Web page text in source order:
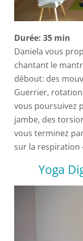
Durée: 35 min
Daniela vous
chantant le
débout: des
Guerrier,
vous poursuivez
jambe, des
vous terminez
sur la respiration
Yoga